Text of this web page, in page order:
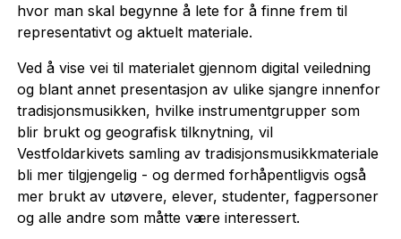
hvor man skal begynne å lete for å finne frem til
representativt og aktuelt materiale.
Ved å vise vei til materialet gjennom digital veiledning
og blant annet presentasjon av ulike sjangre innenfor
tradisjonsmusikken, hvilke instrumentgrupper som
blir brukt og geografisk tilknytning, vil
Vestfoldarkivets samling av tradisjonsmusikkmateriale
bli mer tilgjengelig - og dermed forhåpentligvis også
mer brukt av utøvere, elever, studenter, fagpersoner
og alle andre som måtte være interessert.